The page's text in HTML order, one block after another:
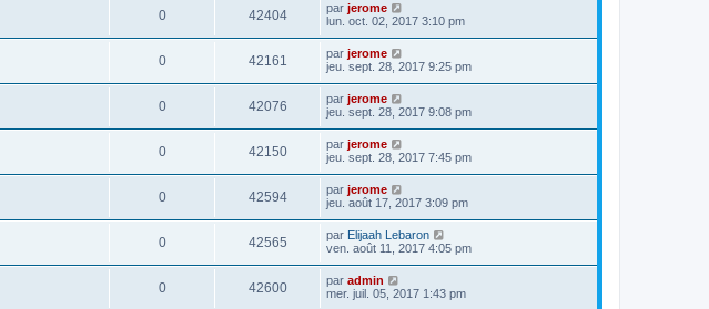
0 42404 par jerome
lun. oct. 02, 2017 3:10 pm
0 42161 par jerome
jeu. sept. 28, 2017 9:25 pm
0 42076 par jerome
jeu. sept. 28, 2017 9:08 pm
0 42150 par jerome
jeu. sept. 28, 2017 7:45 pm
0 42594 par jerome
jeu. août 17, 2017 3:09 pm
0 42565 par Elijaah Lebaron
ven. août 11, 2017 4:05 pm
0 42600 par admin
mer. juil. 05, 2017 1:43 pm